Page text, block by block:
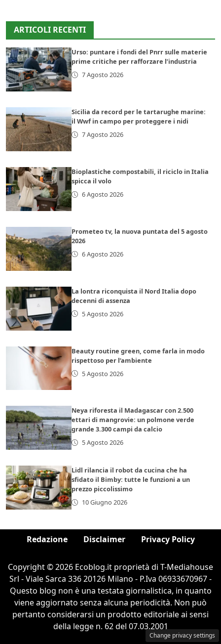
ARTICOLI RECENTI
Urso: puntare i fondi del Pnrr sulle materie
prime critiche per rafforzare l’industria
7 Agosto 2026
Sicilia da record per le tartarughe marine:
il Wwf in campo per proteggere i nidi
7 Agosto 2026
Bioplastiche compostabili, il riciclo in Italia
spicca il volo
6 Agosto 2026
Prometeo tv, la nuova puntata del 5 agosto
2026
6 Agosto 2026
La lontra riconquista il Nord Italia dopo
decenni di assenza
5 Agosto 2026
Beauty routine green, come farla in modo
rispettoso per l’ambiente
5 Agosto 2026
Neya riforesta il Madagascar con 2.500
ettari di mangrovie: un polmone verde
grande 3.300 campi da calcio
5 Agosto 2026
Lidl rilancia il robot da cucina che ha
sfidato il Bimby: tutte le funzioni a un
prezzo piccolissimo
10 Giugno 2026
Redazione Disclaimer Privacy Policy
Copyright © 2026 Ecoblog.it proprietà di T-Mediahouse
Srl - Viale Sarca 336 20126 Milano - P.Iva 06933670967 -
Questo blog non è una testata giornalistica, in quanto
viene aggiornato senza alcuna periodicità. Non può
pertanto considerarsi un prodotto editoriale ai sensi
della legge n. 62 del 07.03.2001
Change privacy settings